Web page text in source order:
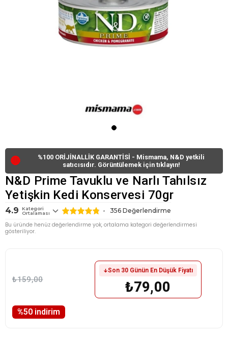
🔴
%100 ORİJİNALLİK GARANTİSİ - Mismama, N&D yetkili
satıcısıdır. Görüntülemek için tıklayın!
N&D Prime Tavuklu ve Narlı Tahılsız
Yetişkin Kedi Konservesi 70gr
4.9
Kategori
Ortalaması
356 Değerlendirme
Bu üründe henüz değerlendirme yok, ortalama kategori değerlendirmesi
gösteriliyor.
%50 i̇ndirim
₺159,00
Son 30 Günün En Düşük Fiyatı
₺79,00